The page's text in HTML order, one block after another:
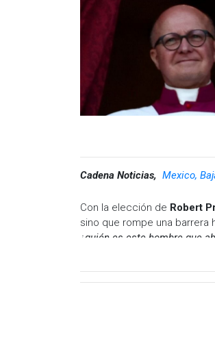
Cadena Noticias, Mexico,
Con la elección de Robert
sino que rompe una barrera
¿quién es este hombre que
Nacido en Chicago, Illinois,